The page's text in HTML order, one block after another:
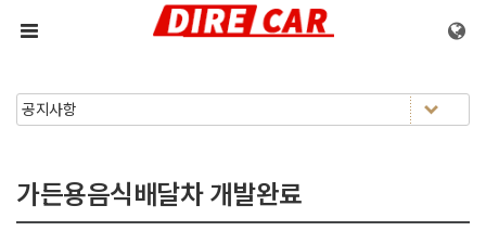
메뉴 건너뛰기
가든용음식배달차 개발완료